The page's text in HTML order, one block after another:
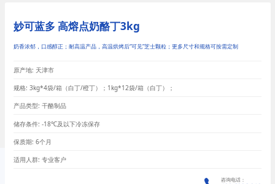
妙可蓝多 高熔点奶酪丁3kg
奶香浓郁，口感醇正；耐高温产品，高温烘烤后“可见”芝士颗粒；更多尺寸和规格可按需定制
原产地: 天津市
规格: 3kg*4袋/箱（白丁/橙丁）；1kg*12袋/箱（白丁）；
产品类型: 干酪制品
储存条件: -18℃及以下冷冻保存
保质期: 6个月
适用人群: 专业客户
咨询电话：